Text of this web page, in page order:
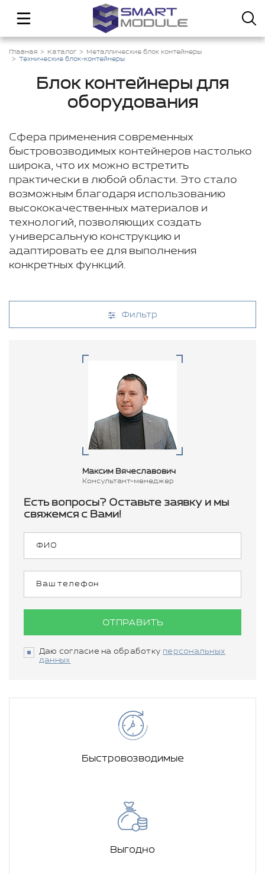
Главная Каталог
Металлические блок контейнеры
Технические блок-контейнеры
Блок контейнеры для
оборудования
Сфера применения современных
быстровозводимых контейнеров настолько
широка, что их можно встретить
практически в любой области. Это стало
возможным благодаря использованию
высококачественных материалов и
технологий, позволяющих создать
универсальную конструкцию и
адаптировать ее для выполнения
конкретных функций.
Фильтр
Максим Вячеславович
Консультант-менеджер
Есть вопросы? Оставьте заявку и мы
свяжемся с Вами!
ОТПРАВИТЬ
Даю согласие на обработку персональных
данных
Быстровозводимые
Выгодно